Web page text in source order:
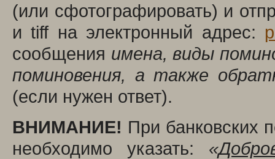
(или сфотографировать) и
и tiff на электронный адрес:
сообщения имена, виды
поминовения, а также
(если нужен ответ).
ВНИМАНИЕ! При банковских
необходимо указать: «